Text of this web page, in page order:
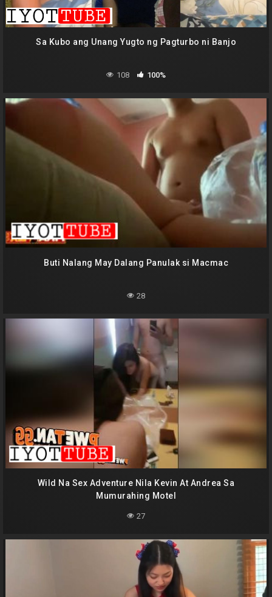
Sa Kubo ang Unang Yugto ng Pagturbo ni Banjo
108 100%
Buti Nalang May Dalang Panulak si Macmac
28
Wild Na Sex Adventure Nila Kevin At Andrea Sa
Mumurahing Motel
27